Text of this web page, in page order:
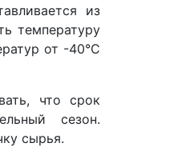
из
температуру
от -40°С
что срок
сезон.
сырья.